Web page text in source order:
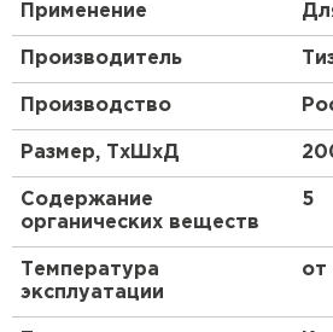
Применение
Производитель
Производство
Размер, ТхШхД
Содержание
органических веществ
5
Температура
эксплуатации
от
ПЕРЕЙТИ
Утеплитель
Рулонная